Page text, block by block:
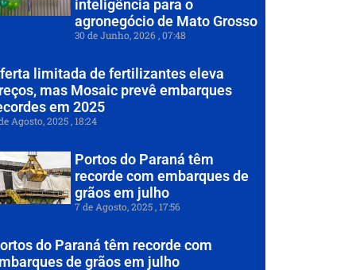
inteligência para o
agronegócio de Mato Grosso
30 de Junho, 2026 07:48
limitada de fertilizantes eleva
mas Mosaic prevê embarques
em 2025
Agosto, 2025 18:24
Portos do Paraná têm
recorde com embarques de
grãos em julho
7 de Agosto, 2025 17:56
do Paraná têm recorde com
de grãos em julho